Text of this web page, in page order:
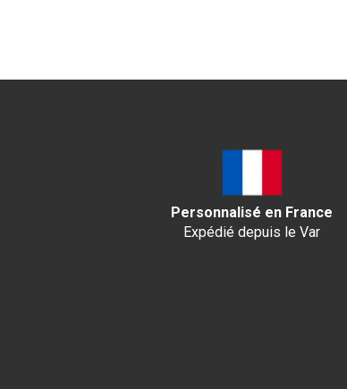
Personnalisé en France
Expédié depuis le Var